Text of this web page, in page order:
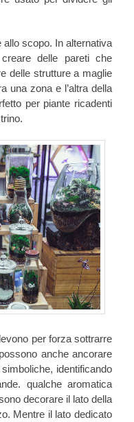
scopo. In alternativa
creare delle pareti che
delle strutture a maglie
una zona e l’altra della
per piante ricadenti
per forza sottrarre
anche ancorare
identificando
qualche aromatica
decorare il lato della
Mentre il lato dedicato